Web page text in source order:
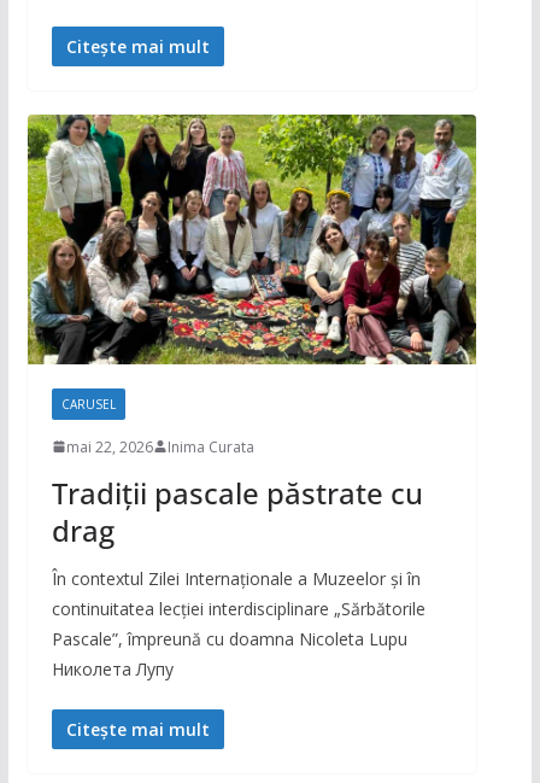
Citește mai mult
CARUSEL
mai 22, 2026 Inima Curata
Tradiții pascale păstrate cu
drag
În contextul Zilei Internaționale a Muzeelor și în
continuitatea lecției interdisciplinare „Sărbătorile
Pascale”, împreună cu doamna Nicoleta Lupu
Николета Лупу
Citește mai mult